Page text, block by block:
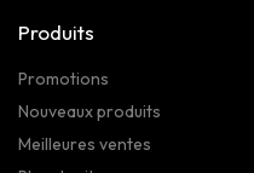
Produits
Promotions
Nouveaux produits
Meilleures ventes